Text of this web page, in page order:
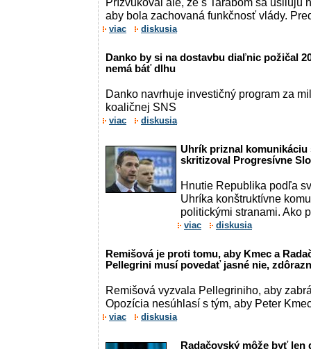
aby bola zachovaná funkčnosť vlády.
viac diskusia
Danko by si na dostavbu diaľnic požičal
nemá báť dlhu
Danko navrhuje investičný program za
koaličnej SNS
viac diskusia
Uhrík priznal komunikáciu
skritizoval Progresívne
Hnutie Republika podľa
Uhríka konštruktívne
politickými stranami. Ako
viac diskusia
Remišová je proti tomu, aby Kmec a
Pellegrini musí povedať jasné nie,
Remišová vyzvala Pellegriniho, aby
Opozícia nesúhlasí s tým, aby Peter
viac diskusia
Radačovský môže byť